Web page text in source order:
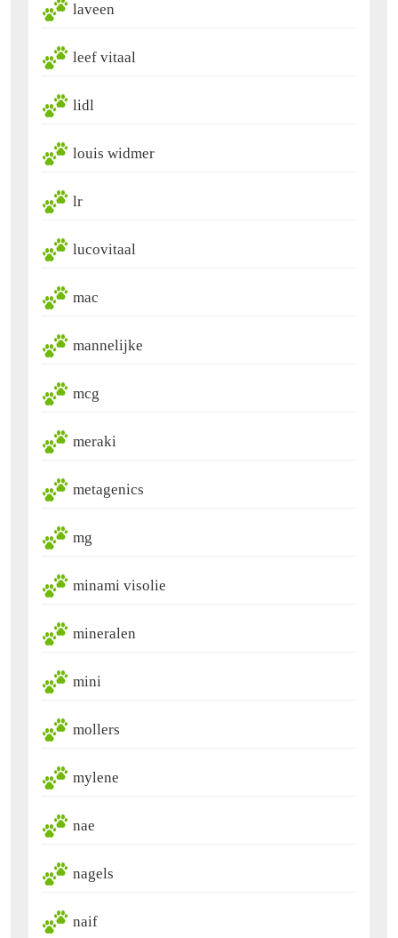
laveen
leef vitaal
lidl
louis widmer
lr
lucovitaal
mac
mannelijke
mcg
meraki
metagenics
mg
minami visolie
mineralen
mini
mollers
mylene
nae
nagels
naif